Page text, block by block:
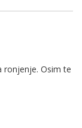
ronjenje. Osim te